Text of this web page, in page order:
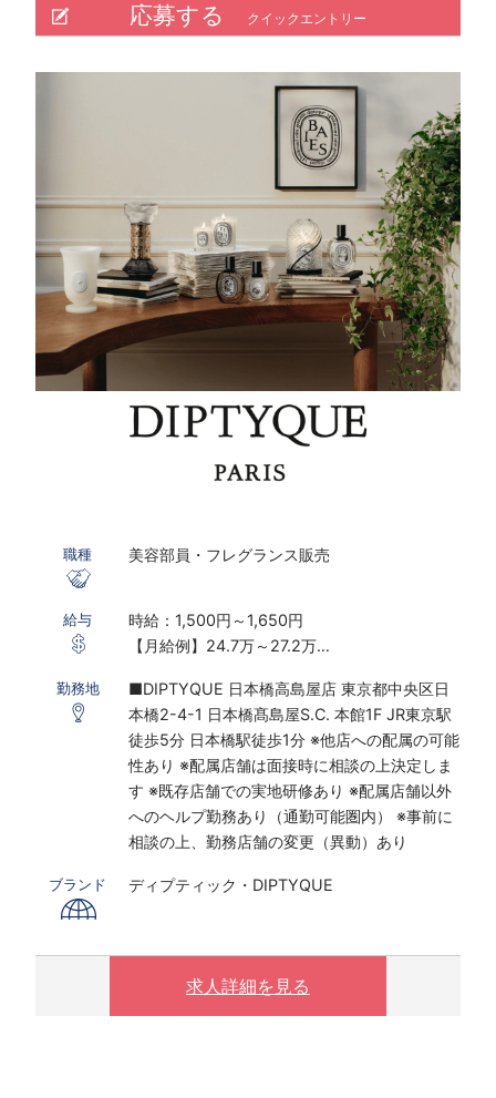
応募する クイックエントリー
職種 美容部員・フレグランス販売
給与
時給：1,500円～1,650円
【月給例】24.7万～27.2万
※研修期間あり
※時給は経験・スキルにより決定いたします
〇下記の場合は、割増した時給をお支払いしま
す。
※ 実働8時間以上は1.25倍
※ 夜10時以降は1.25倍
勤務地
■DIPTYQUE 日本橋高島屋店 東京都中央区日
本橋2-4-1 日本橋髙島屋S.C. 本館1F JR東京駅
徒歩5分 日本橋駅徒歩1分 ※他店への配属の可能
性あり ※配属店舗は面接時に相談の上決定しま
す ※既存店舗での実地研修あり ※配属店舗以外
へのヘルプ勤務あり（通勤可能圏内） ※事前に
相談の上、勤務店舗の変更（異動）あり
ブランド ディプティック・DIPTYQUE
求人詳細を見る